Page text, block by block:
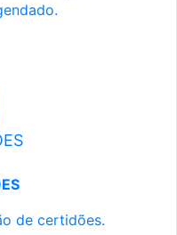
de certidões.